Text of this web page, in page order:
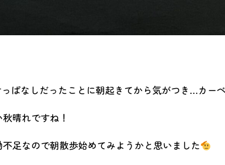
ぱなしだったことに朝起きてから気がつき…カー
晴れですね！
足なので朝散歩始めてみようかと思いました